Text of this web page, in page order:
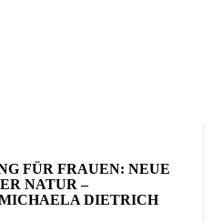
FÜR FRAUEN: NEUE
NATUR –
DIETRICH